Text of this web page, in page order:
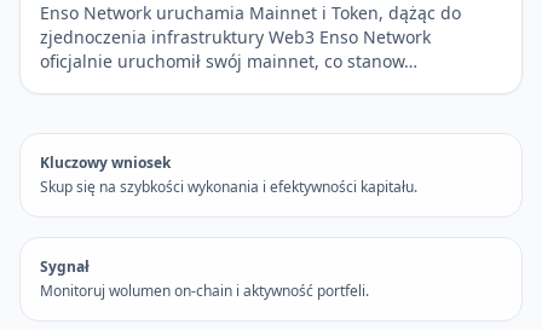
Enso Network uruchamia Mainnet i Token, dążąc do
zjednoczenia infrastruktury Web3 Enso Network
oficjalnie uruchomił swój mainnet, co stanow…
Kluczowy wniosek
Skup się na szybkości wykonania i efektywności kapitału.
Sygnał
Monitoruj wolumen on-chain i aktywność portfeli.